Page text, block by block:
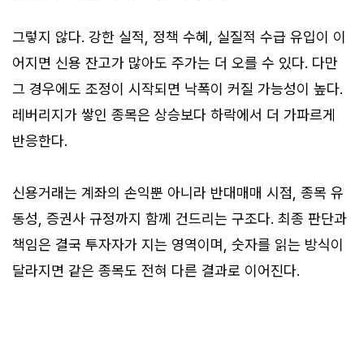
그렇지 않다. 강한 실적, 정책 수혜, 실질적 수급 유입이 이
어지면 신용 잔고가 많아도 주가는 더 오를 수 있다. 다만
그 경우에도 조정이 시작되면 낙폭이 커질 가능성이 높다.
레버리지가 쌓인 종목은 상승보다 하락에서 더 가파르게
반응한다.
신용거래는 계좌의 손익뿐 아니라 반대매매 시점, 종목 유
동성, 증권사 규정까지 함께 건드리는 구조다. 최종 판단과
책임은 결국 투자자가 지는 영역이며, 숫자를 읽는 방식이
달라지면 같은 종목도 전혀 다른 결과로 이어진다.